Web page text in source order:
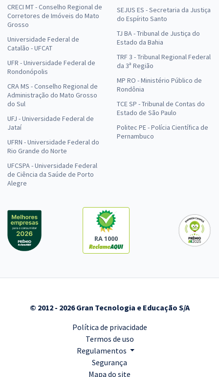
CRECI MT - Conselho Regional de
Corretores de Imóveis do Mato
Grosso
Universidade Federal de
Catalão - UFCAT
UFR - Universidade Federal de
Rondonópolis
CRA MS - Conselho Regional de
Administração do Mato Grosso
do Sul
UFJ - Universidade Federal de
Jataí
UFRN - Universidade Federal do
Rio Grande do Norte
UFCSPA - Universidade Federal
de Ciência da Saúde de Porto
Alegre
SEJUS ES - Secretaria da Justiça
do Espírito Santo
TJ BA - Tribunal de Justiça do
Estado da Bahia
TRF 3 - Tribunal Regional Federal
da 3ª Região
MP RO - Ministério Público de
Rondônia
TCE SP - Tribunal de Contas do
Estado de São Paulo
Politec PE - Polícia Científica de
Pernambuco
RA 1000
© 2012 - 2026 Gran Tecnologia e Educação S/A
Política de privacidade
Termos de uso
Regulamentos
Segurança
Mapa do site